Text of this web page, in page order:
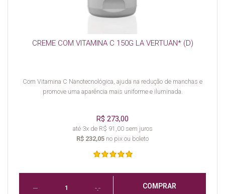
CREME COM VITAMINA C 150G LA VERTUAN* (D)
Com Vitamina C Nanotecnológica, ajuda na redução de manchas e
promove uma aparência mais uniforme e iluminada.
R$ 273,00
até 3x de R$ 91,00 sem juros
R$ 232,05 no pix ou boleto
COMPRAR